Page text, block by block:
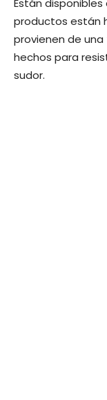
productos están
provienen de
hechos para
sudor.